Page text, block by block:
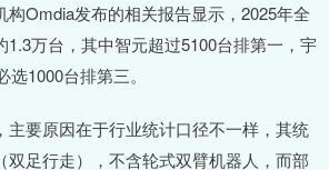
构Omdia发布的相关报告显示，2025年全
1.3万台，其中智元超过5100台排第一，宇
1000台排第三。
主要原因在于行业统计口径不一样，其统
双足行走），不含轮式双臂机器人，而部